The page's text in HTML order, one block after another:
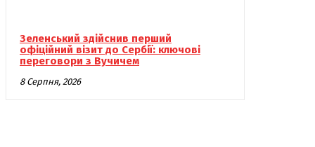
Зеленський здійснив перший
офіційний візит до Сербії: ключові
переговори з Вучичем
8 Серпня, 2026